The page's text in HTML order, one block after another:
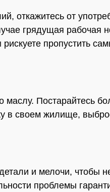
откажитесь от
грядущая рабочая
пропустить
маслу. Постарайтесь
в своем жилище,
и мелочи, чтобы
проблемы